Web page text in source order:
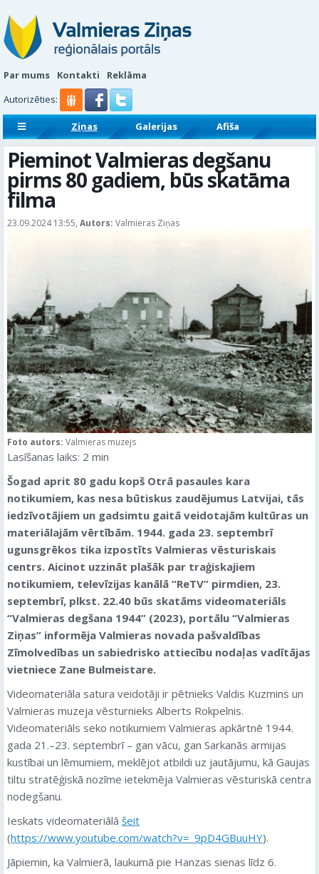
Par mums Kontakti
Reklāma
Autorizēties:
Ziņas Galerijas
Afiša
Sludinājumi
Reklāmraksti
Pieminot Valmieras degšanu
pirms 80 gadiem, būs skatāma
filma
23.09.2024 13:55, Autors: Valmieras Ziņas
Foto autors: Valmieras muzejs
Lasīšanas laiks: 2 min
Šogad aprit 80 gadu kopš Otrā pasaules kara
notikumiem, kas nesa būtiskus zaudējumus Latvijai, tās
iedzīvotājiem un gadsimtu gaitā veidotajām kultūras un
materiālajām vērtībām. 1944. gada 23. septembrī
ugunsgrēkos tika izpostīts Valmieras vēsturiskais
centrs. Aicinot uzzināt plašāk par traģiskajiem
notikumiem, televīzijas kanālā “ReTV” pirmdien, 23.
septembrī, plkst. 22.40 būs skatāms videomateriāls
“Valmieras degšana 1944” (2023), portālu “Valmieras
Ziņas” informēja Valmieras novada pašvaldības
Zīmolvedības un sabiedrisko attiecību nodaļas vadītājas
vietniece Zane Bulmeistare.
Videomateriāla satura veidotāji ir pētnieks Valdis Kuzmins un
Valmieras muzeja vēsturnieks Alberts Rokpelnis.
Videomateriāls seko notikumiem Valmieras apkārtnē 1944.
gada 21.–23. septembrī – gan vācu, gan Sarkanās armijas
kustībai un lēmumiem, meklējot atbildi uz jautājumu, kā Gaujas
tiltu stratēģiskā nozīme ietekmēja Valmieras vēsturiskā centra
nodegšanu.
Ieskats videomateriālā šeit
(https://www.youtube.com/watch?v=_9pD4GBuuHY).
Jāpiemin, ka Valmierā, laukumā pie Hanzas sienas līdz 6.